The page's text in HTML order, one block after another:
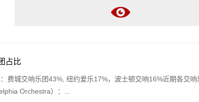
占比
费城交响乐团43%, 纽约爱乐17%，波士顿交响16%近期各交响
Orchestra）：...